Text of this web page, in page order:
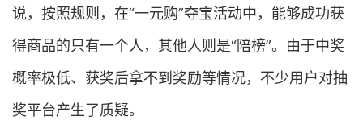
说，按照规则，在“一元购”夺宝活动中，能够成功获
得商品的只有一个人，其他人则是“陪榜”。由于中奖
概率极低、获奖后拿不到奖励等情况，不少用户对抽
奖平台产生了质疑。